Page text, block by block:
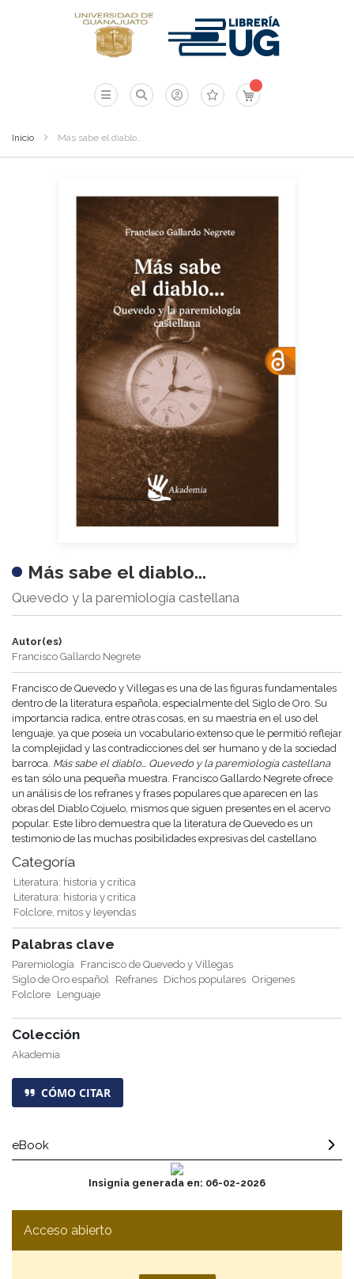
Mi carrito
Inicio Más sabe el diablo...
Más sabe el diablo...
Quevedo y la paremiología castellana
Autor(es)
Francisco Gallardo Negrete
Francisco de Quevedo y Villegas es una de las figuras fundamentales
dentro de la literatura española, especialmente del Siglo de Oro. Su
importancia radica, entre otras cosas, en su maestría en el uso del
lenguaje, ya que poseía un vocabulario extenso que le permitió reflejar
la complejidad y las contradicciones del ser humano y de la sociedad
barroca. Más sabe el diablo… Quevedo y la paremiología castellana
es tan sólo una pequeña muestra. Francisco Gallardo Negrete ofrece
un análisis de los refranes y frases populares que aparecen en las
obras del Diablo Cojuelo, mismos que siguen presentes en el acervo
popular. Este libro demuestra que la literatura de Quevedo es un
testimonio de las muchas posibilidades expresivas del castellano.
Categoría
Literatura: historia y crítica
Literatura: historia y crítica
Folclore, mitos y leyendas
Palabras clave
Paremiología Francisco de Quevedo y Villegas
Siglo de Oro español Refranes Dichos populares Orígenes
Folclore Lenguaje
Colección
Akademia
CÓMO CITAR
eBook
Insignia generada en: 06-02-2026
Acceso abierto